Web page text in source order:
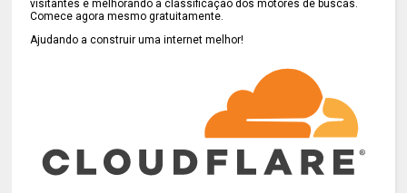
visitantes e melhorando a classificação dos motores de buscas.
Comece agora mesmo gratuitamente.
Ajudando a construir uma internet melhor!